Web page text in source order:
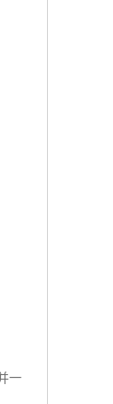
一